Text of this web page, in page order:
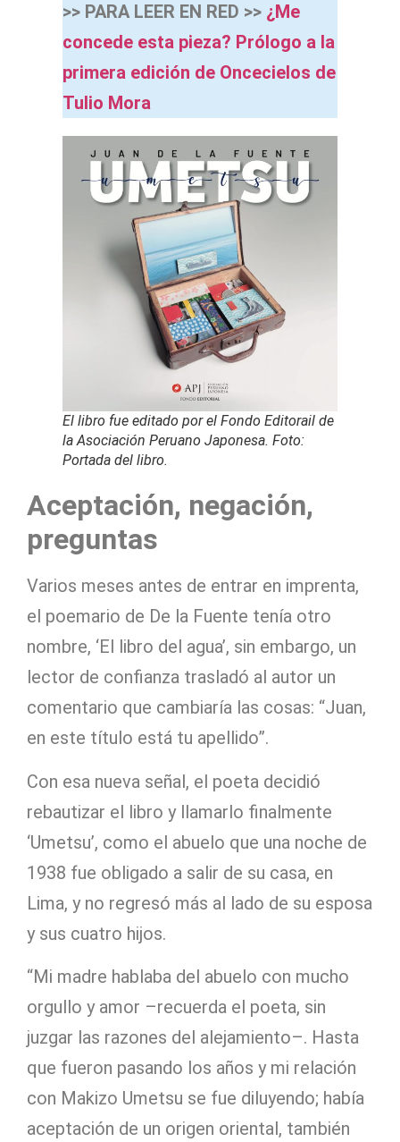
>> PARA LEER EN RED >> ¿Me
concede esta pieza? Prólogo a la
primera edición de Oncecielos de
Tulio Mora
El libro fue editado por el Fondo Editorail de
la Asociación Peruano Japonesa. Foto:
Portada del libro.
Aceptación, negación,
preguntas
Varios meses antes de entrar en imprenta,
el poemario de De la Fuente tenía otro
nombre, ‘El libro del agua’, sin embargo, un
lector de confianza trasladó al autor un
comentario que cambiaría las cosas: “Juan,
en este título está tu apellido”.
Con esa nueva señal, el poeta decidió
rebautizar el libro y llamarlo finalmente
‘Umetsu’, como el abuelo que una noche de
1938 fue obligado a salir de su casa, en
Lima, y no regresó más al lado de su esposa
y sus cuatro hijos.
“Mi madre hablaba del abuelo con mucho
orgullo y amor –recuerda el poeta, sin
juzgar las razones del alejamiento–. Hasta
que fueron pasando los años y mi relación
con Makizo Umetsu se fue diluyendo; había
aceptación de un origen oriental, también